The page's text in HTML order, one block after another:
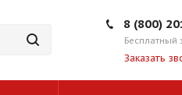
8 (800)
Бесплатный
Заказать